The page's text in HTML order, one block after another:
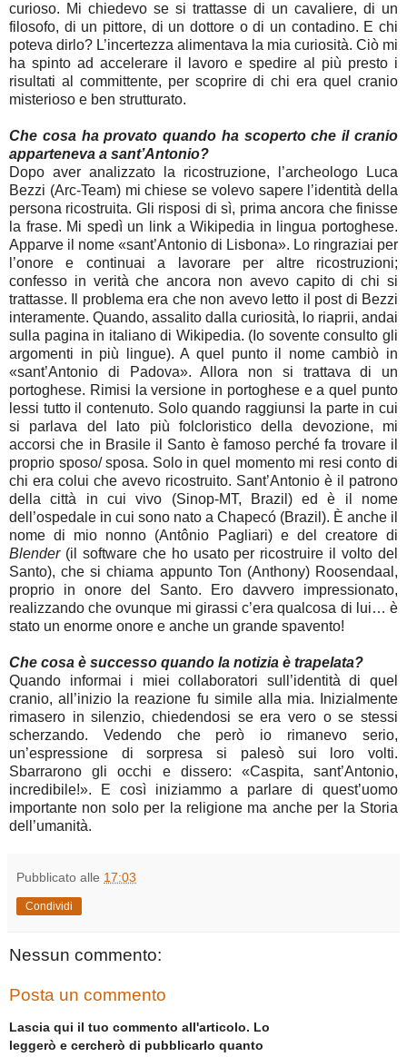
curioso. Mi chiedevo se si trattasse di un cavaliere, di un
filosofo, di un pittore, di un dottore o di un contadino. E chi
poteva dirlo? L’incertezza alimentava la mia curiosità. Ciò mi
ha spinto ad accelerare il lavoro e spedire al più presto i
risultati al committente, per scoprire di chi era quel cranio
misterioso e ben strutturato.
Che cosa ha provato quando ha scoperto che il cranio
apparteneva a sant’Antonio?
Dopo aver analizzato la ricostruzione, l’archeologo Luca
Bezzi (Arc-Team) mi chiese se volevo sapere l’identità della
persona ricostruita. Gli risposi di sì, prima ancora che finisse
la frase. Mi spedì un link a Wikipedia in lingua portoghese.
Apparve il nome «sant’Antonio di Lisbona». Lo ringraziai per
l’onore e continuai a lavorare per altre ricostruzioni;
confesso in verità che ancora non avevo capito di chi si
trattasse. Il problema era che non avevo letto il post di Bezzi
interamente. Quando, assalito dalla curiosità, lo riaprii, andai
sulla pagina in italiano di Wikipedia. (Io sovente consulto gli
argomenti in più lingue). A quel punto il nome cambiò in
«sant’Antonio di Padova». Allora non si trattava di un
portoghese. Rimisi la versione in portoghese e a quel punto
lessi tutto il contenuto. Solo quando raggiunsi la parte in cui
si parlava del lato più folcloristico della devozione, mi
accorsi che in Brasile il Santo è famoso perché fa trovare il
proprio sposo/ sposa. Solo in quel momento mi resi conto di
chi era colui che avevo ricostruito. Sant’Antonio è il patrono
della città in cui vivo (Sinop-MT, Brazil) ed è il nome
dell’ospedale in cui sono nato a Chapecó (Brazil). È anche il
nome di mio nonno (Antônio Pagliari) e del creatore di
Blender (il software che ho usato per ricostruire il volto del
Santo), che si chiama appunto Ton (Anthony) Roosendaal,
proprio in onore del Santo. Ero davvero impressionato,
realizzando che ovunque mi girassi c’era qualcosa di lui… è
stato un enorme onore e anche un grande spavento!
Che cosa è successo quando la notizia è trapelata?
Quando informai i miei collaboratori sull’identità di quel
cranio, all’inizio la reazione fu simile alla mia. Inizialmente
rimasero in silenzio, chiedendosi se era vero o se stessi
scherzando. Vedendo che però io rimanevo serio,
un’espressione di sorpresa si palesò sui loro volti.
Sbarrarono gli occhi e dissero: «Caspita, sant’Antonio,
incredibile!». E così iniziammo a parlare di quest’uomo
importante non solo per la religione ma anche per la Storia
dell’umanità.
Pubblicato alle 17:03
Condividi
Nessun commento:
Posta un commento
Lascia qui il tuo commento all'articolo. Lo
leggerò e cercherò di pubblicarlo quanto